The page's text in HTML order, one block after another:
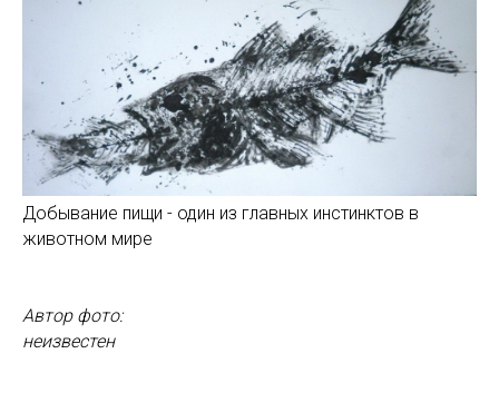
Добывание пищи - один из главных инстинктов в
животном мире
Автор фото:
неизвестен